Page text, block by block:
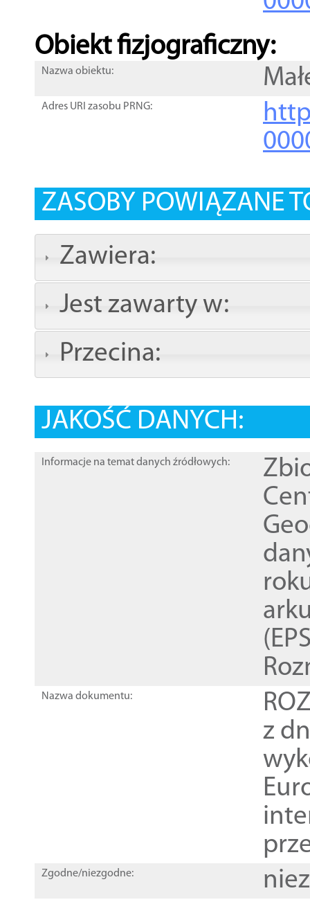
Obiekt fizjograficzny:
Nazwa obiektu:
Adres URI zasobu PRNG:
ZASOBY POWIĄZANE
Zawiera:
Jest zawarty w:
Przecina:
JAKOŚĆ DANYCH:
Informacje na temat danych źródłowych:
Nazwa dokumentu:
z
Zgodne/niezgodne: